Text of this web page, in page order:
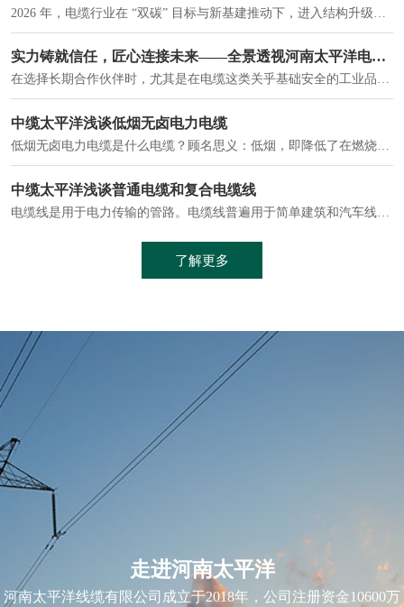
实力铸就信任，匠心连接未来——全景透视河南太平洋电缆厂
在选择长期合作伙伴时，尤其是在电缆这类关乎基础安全的工业品上，供应商的“内在实力”远比一纸报价单更重要。今天，我们邀请您“云参观”河南太平洋电缆厂，透过每一个细节，看我们如何将“可靠”二字，铸入每一米电缆。
中缆太平洋浅谈低烟无卤电力电缆
低烟无卤电力电缆是什么电缆？顾名思义：低烟，即降低了在燃烧时有害物体的产生；卤素对于人体来说是一种有毒气体，无卤就是没有毒气体的释放，通常是针对电缆遇火灾时而言的。低烟无卤电力电缆又可以称之为环保电缆，低烟无卤电缆大多数用于医院和对环境卫生要求比较严格的地方。
中缆太平洋浅谈普通电缆和复合电缆线
电缆线是用于电力传输的管路。电缆线普遍用于简单建筑和汽车线材，作为能源输送缆线，电缆线的复杂结构勿庸置疑。根据目标功能，电缆线具有以下一些特点：建筑用和车用线材要求轻质、大批量生产、价格低廉、具有相当的电学和力学性能和长时间的耐老化性能；工业用线材必须具有符合客户要求的性能；
了解更多
走进河南太平洋
河南太平洋线缆有限公司成立于2018年，公司注册资金10600万